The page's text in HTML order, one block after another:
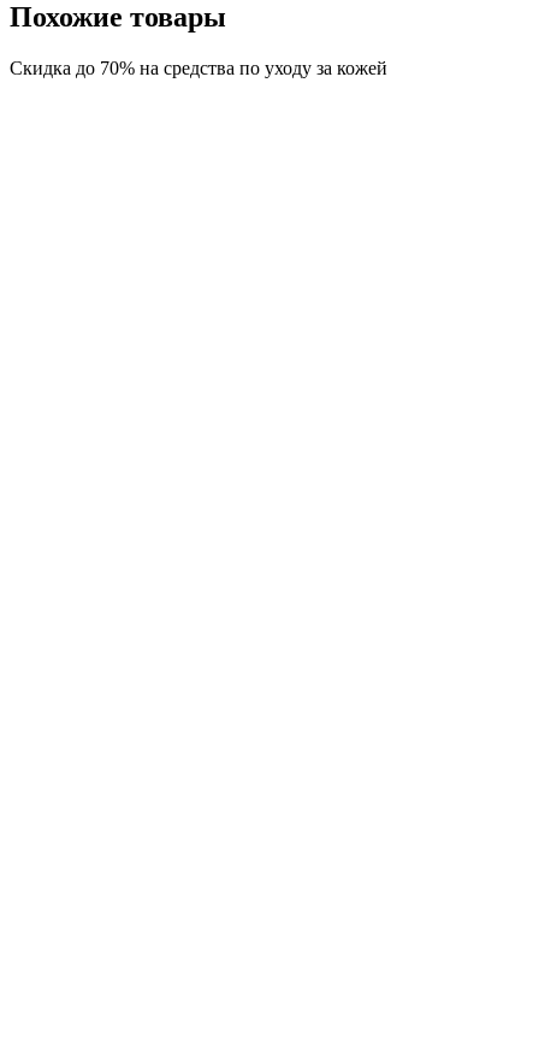
Похожие товары
Скидка до 70% на средства по уходу за кожей